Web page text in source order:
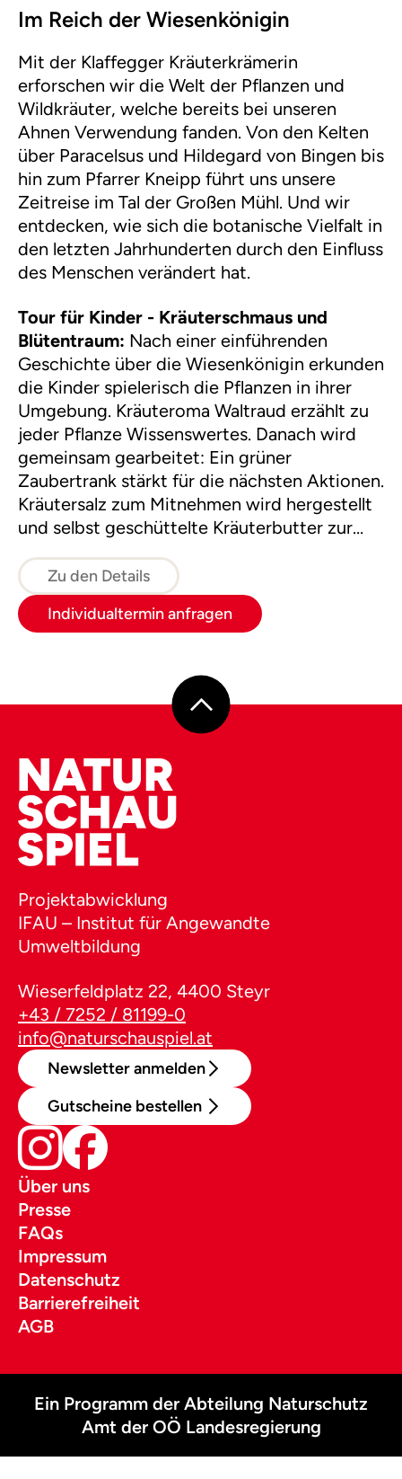
Im Reich der Wiesenkönigin
Mit der Klaffegger Kräuterkrämerin
erforschen wir die Welt der Pflanzen und
Wildkräuter, welche bereits bei unseren
Ahnen Verwendung fanden. Von den Kelten
über Paracelsus und Hildegard von Bingen bis
hin zum Pfarrer Kneipp führt uns unsere
Zeitreise im Tal der Großen Mühl. Und wir
entdecken, wie sich die botanische Vielfalt in
den letzten Jahrhunderten durch den Einfluss
des Menschen verändert hat.
Tour für Kinder - Kräuterschmaus und
Blütentraum: Nach einer einführenden
Geschichte über die Wiesenkönigin erkunden
die Kinder spielerisch die Pflanzen in ihrer
Umgebung. Kräuteroma Waltraud erzählt zu
jeder Pflanze Wissenswertes. Danach wird
gemeinsam gearbeitet: Ein grüner
Zaubertrank stärkt für die nächsten Aktionen.
Kräutersalz zum Mitnehmen wird hergestellt
und selbst geschüttelte Kräuterbutter zur
Zu den Details
Individualtermin anfragen
Projektabwicklung
IFAU – Institut für Angewandte
Umweltbildung
Wieserfeldplatz 22, 4400 Steyr
+43 / 7252 / 81199-0
info@naturschauspiel.at
Newsletter anmelden
Gutscheine bestellen
Über uns
Presse
FAQs
Impressum
Datenschutz
Barrierefreiheit
AGB
Ein Programm der Abteilung Naturschutz
Amt der OÖ Landesregierung